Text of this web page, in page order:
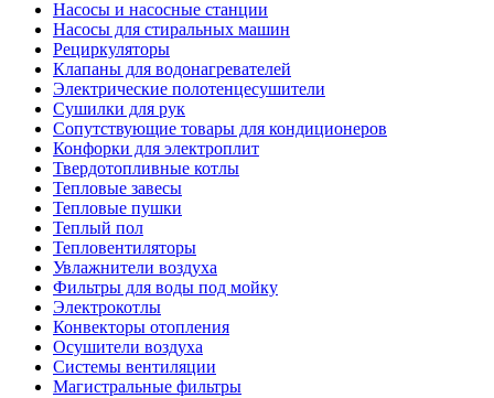
Насосы и насосные станции
Насосы для стиральных машин
Рециркуляторы
Клапаны для водонагревателей
Электрические полотенцесушители
Сушилки для рук
Сопутствующие товары для кондиционеров
Конфорки для электроплит
Твердотопливные котлы
Тепловые завесы
Тепловые пушки
Теплый пол
Тепловентиляторы
Увлажнители воздуха
Фильтры для воды под мойку
Электрокотлы
Конвекторы отопления
Осушители воздуха
Системы вентиляции
Магистральные фильтры